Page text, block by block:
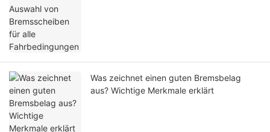
Was zeichnet einen guten Bremsbelag
aus? Wichtige Merkmale erklärt